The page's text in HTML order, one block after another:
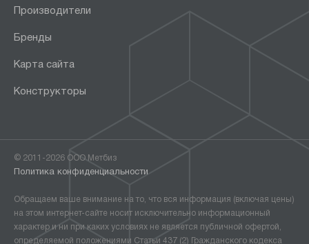
Производители
Бренды
Карта сайта
Конструкторы
© 2011-2026 ООО Метбиз
Политика конфиденциальности
Обращаем ваше внимание на то, что вся информация (включая цены)
на этом интернет-сайте носит исключительно информационный
характер и ни при каких условиях не является публичной офертой,
определяемой положениями Статьи 437 (2) Гражданского кодекса